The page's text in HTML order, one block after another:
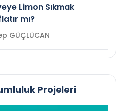
Limon Sıkmak
mı?
Zeynep GÜÇLÜCAN
Projeleri